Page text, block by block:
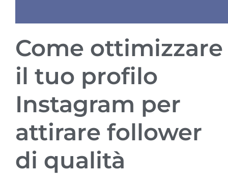
Come ottimizzare
il tuo profilo
Instagram per
attirare follower
di qualità